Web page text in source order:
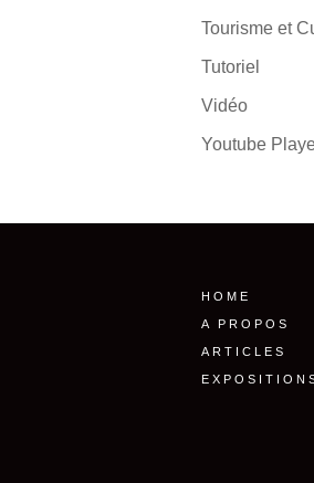
Tourisme et
Tutoriel
Vidéo
Youtube
HOME
A PROPOS
ARTICLES